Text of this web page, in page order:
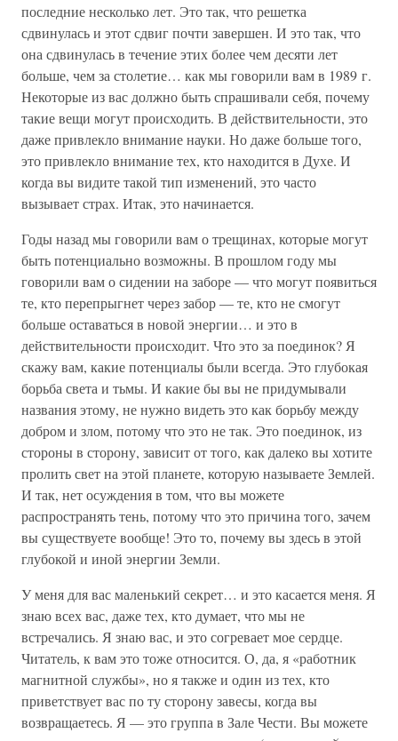
последние несколько лет. Это так, что решетка
сдвинулась и этот сдвиг почти завершен. И это так, что
она сдвинулась в течение этих более чем десяти лет
больше, чем за столетие… как мы говорили вам в 1989 г.
Некоторые из вас должно быть спрашивали себя, почему
такие вещи могут происходить. В действительности, это
даже привлекло внимание науки. Но даже больше того,
это привлекло внимание тех, кто находится в Духе. И
когда вы видите такой тип изменений, это часто
вызывает страх. Итак, это начинается.
Годы назад мы говорили вам о трещинах, которые могут
быть потенциально возможны. В прошлом году мы
говорили вам о сидении на заборе — что могут появиться
те, кто перепрыгнет через забор — те, кто не смогут
больше оставаться в новой энергии… и это в
действительности происходит. Что это за поединок? Я
скажу вам, какие потенциалы были всегда. Это глубокая
борьба света и тьмы. И какие бы вы не придумывали
названия этому, не нужно видеть это как борьбу между
добром и злом, потому что это не так. Это поединок, из
стороны в сторону, зависит от того, как далеко вы хотите
пролить свет на этой планете, которую называете Землей.
И так, нет осуждения в том, что вы можете
распространять тень, потому что это причина того, зачем
вы существуете вообще! Это то, почему вы здесь в этой
глубокой и иной энергии Земли.
У меня для вас маленький секрет… и это касается меня. Я
знаю всех вас, даже тех, кто думает, что мы не
встречались. Я знаю вас, и это согревает мое сердце.
Читатель, к вам это тоже относится. О, да, я «работник
магнитной службы», но я также и один из тех, кто
приветствует вас по ту сторону завесы, когда вы
возвращаетесь. Я — это группа в Зале Чести. Вы можете